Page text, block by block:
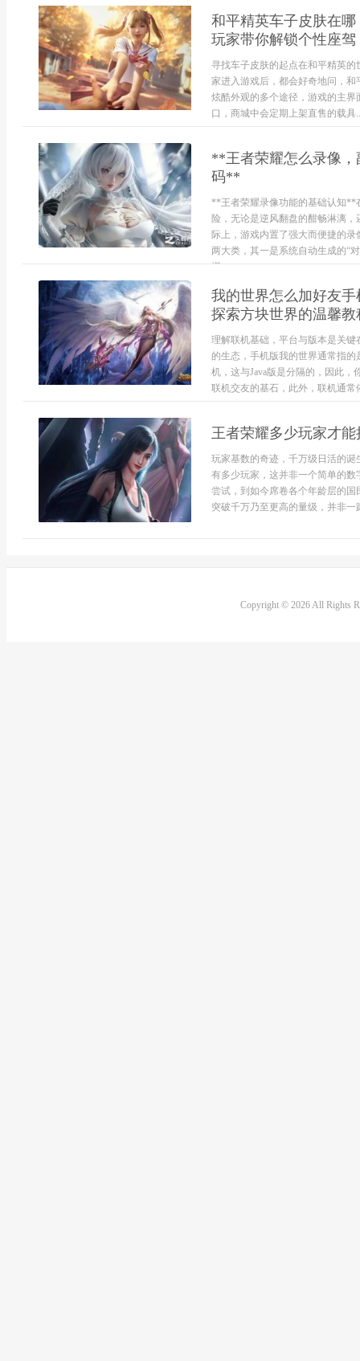
和平精英车子皮肤在
玩家带你解锁个性座驾
寻找车子皮肤的起点在和平精英
家进入游戏后，都会好奇地问，
炫酷外观的多个途径，游戏的主界
口，商城中会定期上架直售的载具
**王者荣耀怎么录像
码**
**王者荣耀录像功能的基础认知**
险，无论是逆风翻盘的酣畅淋漓
际上，游戏内置了强大而便捷的
两大类，其一是系统自动生成的“
堪...
我的世界怎么加好友
探索方块世界的温馨教
理解联机基础，平台与版本是关
的生态，手机版我的世界通常指
机，这与Java版是分隔的，因此
联机交友的基石，此外，联机通
王者荣耀多少玩家才
玩家基数的奇迹，千万级日活的
有多少玩家，这并非一个简单的
尝试，到如今席卷各个年龄层的
突破千万乃至更高的量级，并非
Copyright © 2026 All Rights